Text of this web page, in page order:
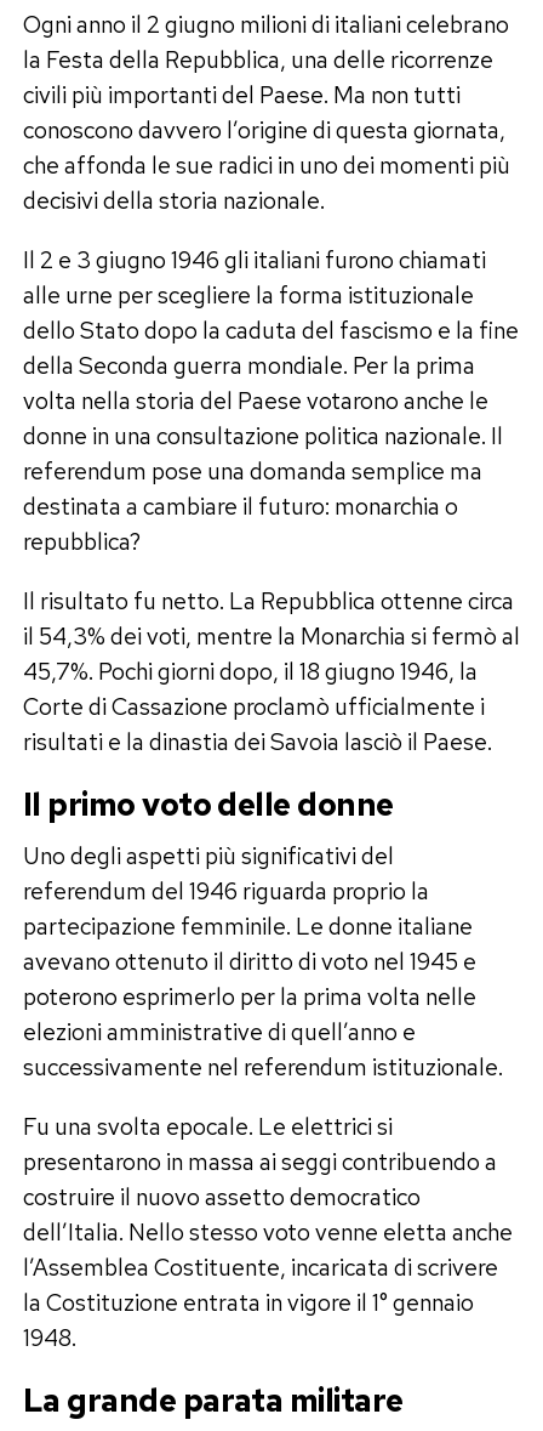
Ogni anno il 2 giugno milioni di italiani celebrano
la Festa della Repubblica, una delle ricorrenze
civili più importanti del Paese. Ma non tutti
conoscono davvero l’origine di questa giornata,
che affonda le sue radici in uno dei momenti più
decisivi della storia nazionale.
Il 2 e 3 giugno 1946 gli italiani furono chiamati
alle urne per scegliere la forma istituzionale
dello Stato dopo la caduta del fascismo e la fine
della Seconda guerra mondiale. Per la prima
volta nella storia del Paese votarono anche le
donne in una consultazione politica nazionale. Il
referendum pose una domanda semplice ma
destinata a cambiare il futuro: monarchia o
repubblica?
Il risultato fu netto. La Repubblica ottenne circa
il 54,3% dei voti, mentre la Monarchia si fermò al
45,7%. Pochi giorni dopo, il 18 giugno 1946, la
Corte di Cassazione proclamò ufficialmente i
risultati e la dinastia dei Savoia lasciò il Paese.
Il primo voto delle donne
Uno degli aspetti più significativi del
referendum del 1946 riguarda proprio la
partecipazione femminile. Le donne italiane
avevano ottenuto il diritto di voto nel 1945 e
poterono esprimerlo per la prima volta nelle
elezioni amministrative di quell’anno e
successivamente nel referendum istituzionale.
Fu una svolta epocale. Le elettrici si
presentarono in massa ai seggi contribuendo a
costruire il nuovo assetto democratico
dell’Italia. Nello stesso voto venne eletta anche
l’Assemblea Costituente, incaricata di scrivere
la Costituzione entrata in vigore il 1° gennaio
1948.
La grande parata militare